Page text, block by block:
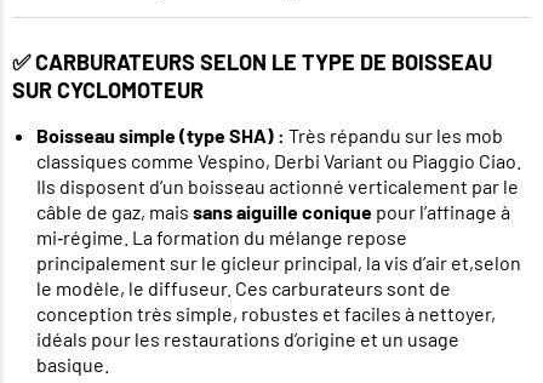
✅ CARBURATEURS SELON LE TYPE DE BOISSEAU
SUR CYCLOMOTEUR
Boisseau simple (type SHA) : Très répandu sur les mob
classiques comme Vespino, Derbi Variant ou Piaggio Ciao.
Ils disposent d’un boisseau actionné verticalement par le
câble de gaz, mais sans aiguille conique pour l’affinage à
mi‑régime. La formation du mélange repose
principalement sur le gicleur principal, la vis d’air et,selon
le modèle, le diffuseur. Ces carburateurs sont de
conception très simple, robustes et faciles à nettoyer,
idéals pour les restaurations d’origine et un usage
basique.